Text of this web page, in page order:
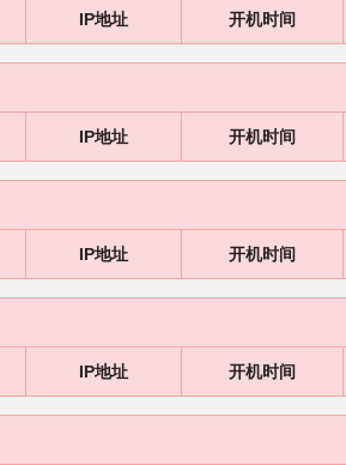
IP地址 开机时间
IP地址 开机时间
IP地址 开机时间
IP地址 开机时间